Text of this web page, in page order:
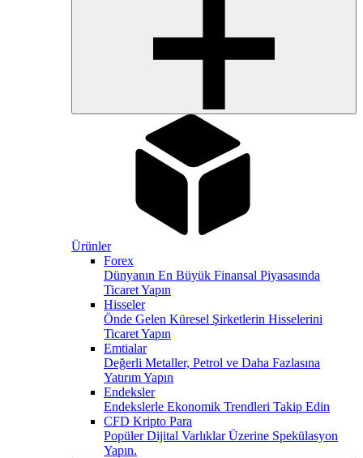
Ürünler
Forex
Dünyanın En Büyük Finansal Piyasasında
Ticaret Yapın
Hisseler
Önde Gelen Küresel Şirketlerin Hisselerini
Ticaret Yapın
Emtialar
Değerli Metaller, Petrol ve Daha Fazlasına
Yatırım Yapın
Endeksler
Endekslerle Ekonomik Trendleri Takip Edin
CFD Kripto Para
Popüler Dijital Varlıklar Üzerine Spekülasyon
Yapın.